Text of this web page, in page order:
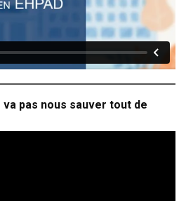
va pas nous sauver tout de